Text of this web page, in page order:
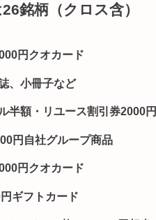
銘柄（クロス含）
円クオカード
、小冊子など
額・リユース割引券2000
円自社グループ商品
円クオカード
ギフトカード